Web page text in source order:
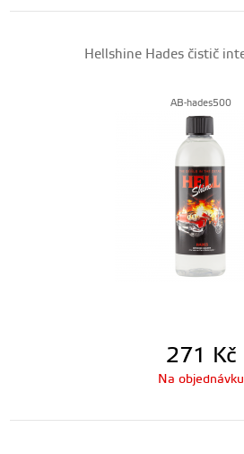
Hellshine Hades čistič
AB-hades500
271 Kč
Na objednávku